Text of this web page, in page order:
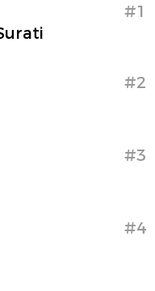
#1
#2
#3
#4